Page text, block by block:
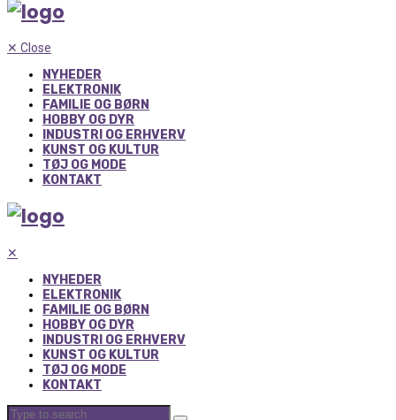
✕ Close
NYHEDER
ELEKTRONIK
FAMILIE OG BØRN
HOBBY OG DYR
INDUSTRI OG ERHVERV
KUNST OG KULTUR
TØJ OG MODE
KONTAKT
✕
NYHEDER
ELEKTRONIK
FAMILIE OG BØRN
HOBBY OG DYR
INDUSTRI OG ERHVERV
KUNST OG KULTUR
TØJ OG MODE
KONTAKT